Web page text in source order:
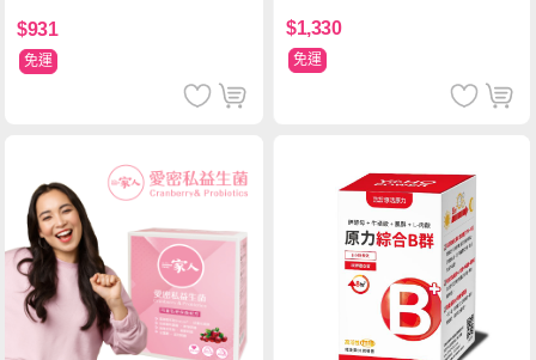
$931
免運
瓶)
$1,330
免運